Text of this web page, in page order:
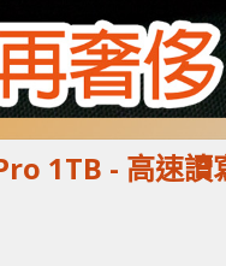
1TB - 高速讀